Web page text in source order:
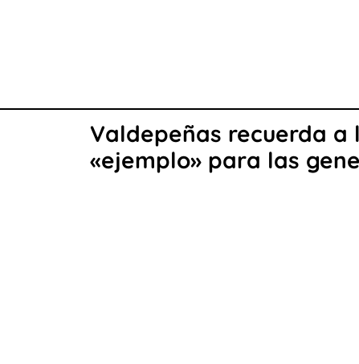
Valdepeñas recuerda a
«ejemplo» para las